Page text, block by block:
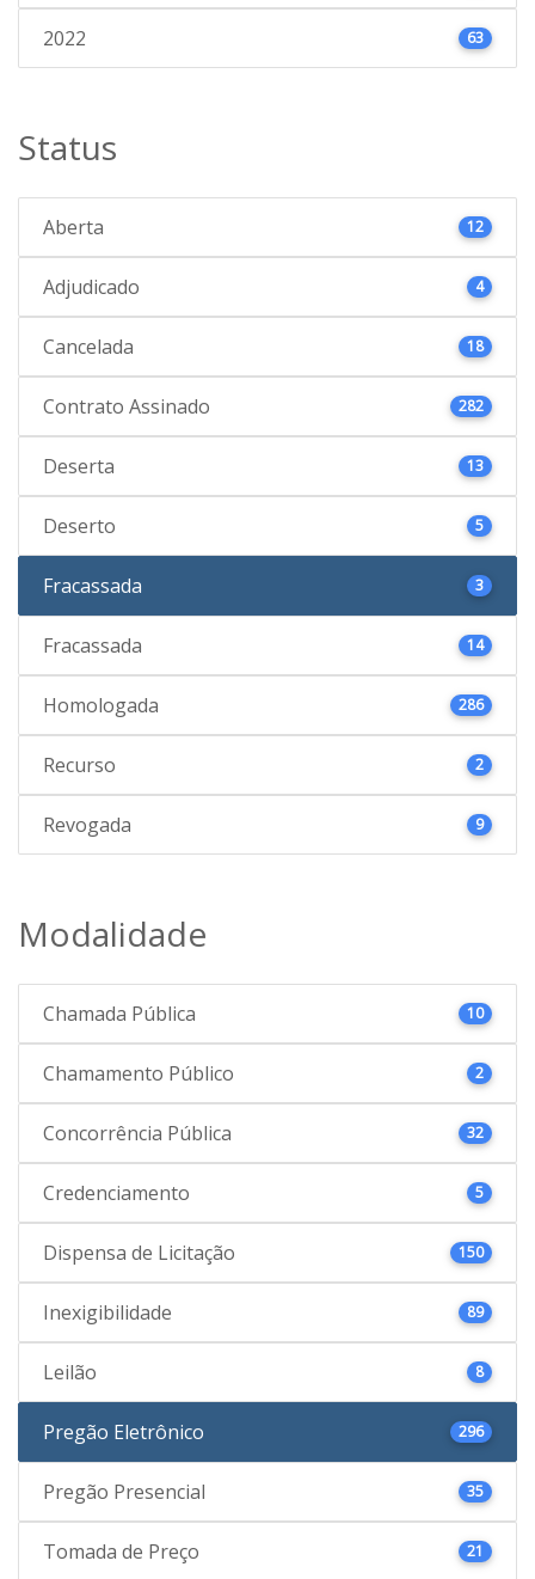
2022 63
Status
Aberta 12
Adjudicado 4
Cancelada 18
Contrato Assinado 282
Deserta 13
Deserto 5
Fracassada 3
Fracassada 14
Homologada 286
Recurso 2
Revogada 9
Modalidade
Chamada Pública 10
Chamamento Público 2
Concorrência Pública 32
Credenciamento 5
Dispensa de Licitação 150
Inexigibilidade 89
Leilão 8
Pregão Eletrônico 296
Pregão Presencial 35
Tomada de Preço 21